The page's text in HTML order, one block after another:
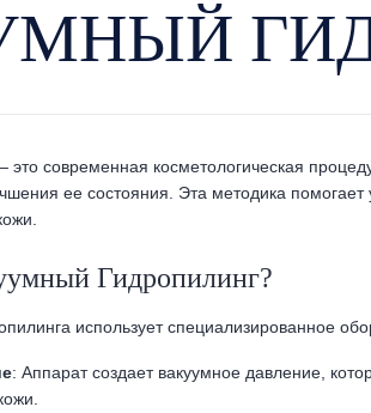
это современная косметологическая
ее состояния. Эта методика
Гидропилинг?
использует специализированное
: Аппарат создает вакуумное давление,